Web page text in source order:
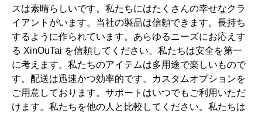
スは素晴らしいです。私たちにはたくさんの幸せなクラ
イアントがいます。当社の製品は信頼できます。長持ち
するように作られています。あらゆるニーズにお応えす
る XinOuTai を信頼してください。私たちは安全を第一
に考えます。私たちのアイテムは多用途で楽しいもので
す。配送は迅速かつ効率的です。カスタムオプションを
ご用意しております。サポートはいつでもご利用いただ
けます。私たちを他の人と比較してください。私たちは